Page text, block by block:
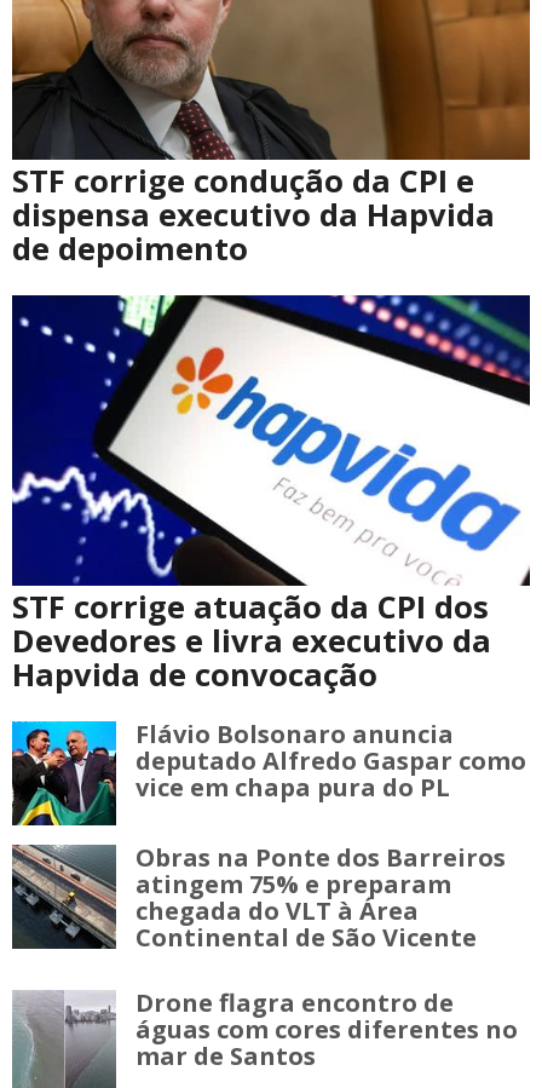
STF corrige condução da CPI e
dispensa executivo da Hapvida
de depoimento
STF corrige atuação da CPI dos
Devedores e livra executivo da
Hapvida de convocação
Flávio Bolsonaro anuncia
deputado Alfredo Gaspar como
vice em chapa pura do PL
Obras na Ponte dos Barreiros
atingem 75% e preparam
chegada do VLT à Área
Continental de São Vicente
Drone flagra encontro de
águas com cores diferentes no
mar de Santos